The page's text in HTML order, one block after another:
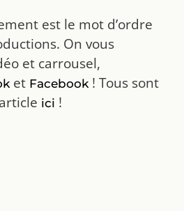
est le mot d’ordre
On vous
et carrousel,
et Facebook! Tous sont
ici !